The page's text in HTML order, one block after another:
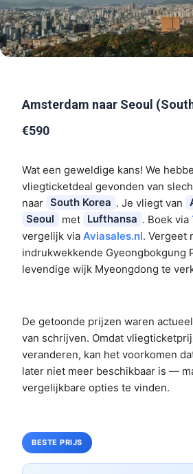
Amsterdam naar Seoul
€590
Wat een geweldige kans! We
vliegticketdeal gevonden van
naar South Korea . Je vliegt van
Seoul
met Lufthansa . Boek via
vergelijk via Aviasales.nl. Vergeet
indrukwekkende Gyeongbokgung
levendige wijk Myeongdong te
De getoonde prijzen waren
van schrijven. Omdat
veranderen, kan het voorkomen
later niet meer beschikbaar is —
vergelijkbare opties te vinden.
BESTE PRIJS